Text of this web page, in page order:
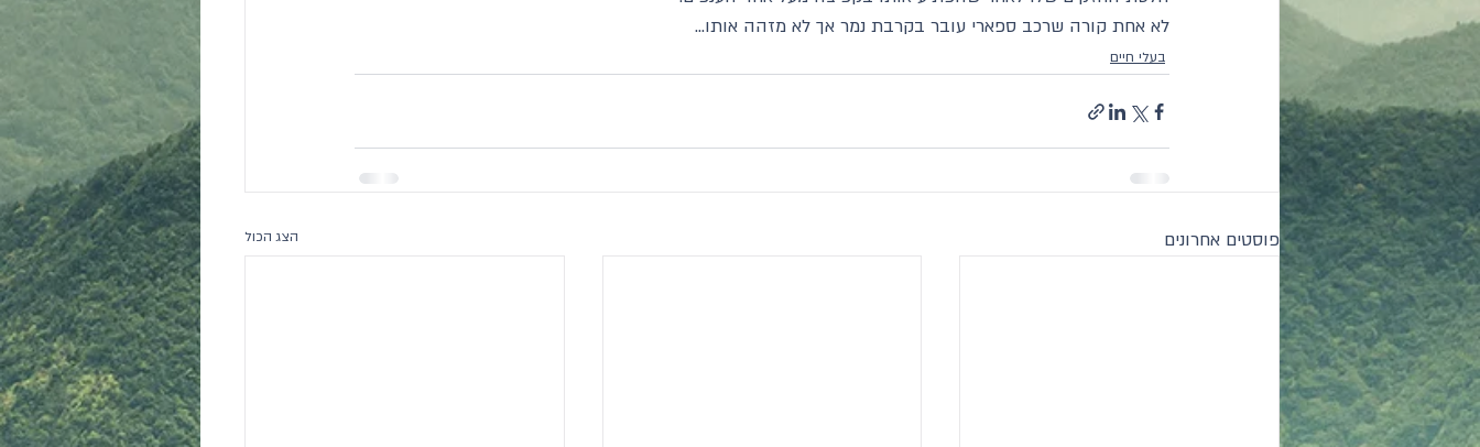
לא אחת קורה שרכב ספארי עובר בקרבת נמר אך לא מזהה אותו...
בעלי חיים
פוסטים אחרונים הצג הכול